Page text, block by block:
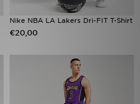
Nike NBA LA Lakers Dri-FIT T-Shirt
€20,00